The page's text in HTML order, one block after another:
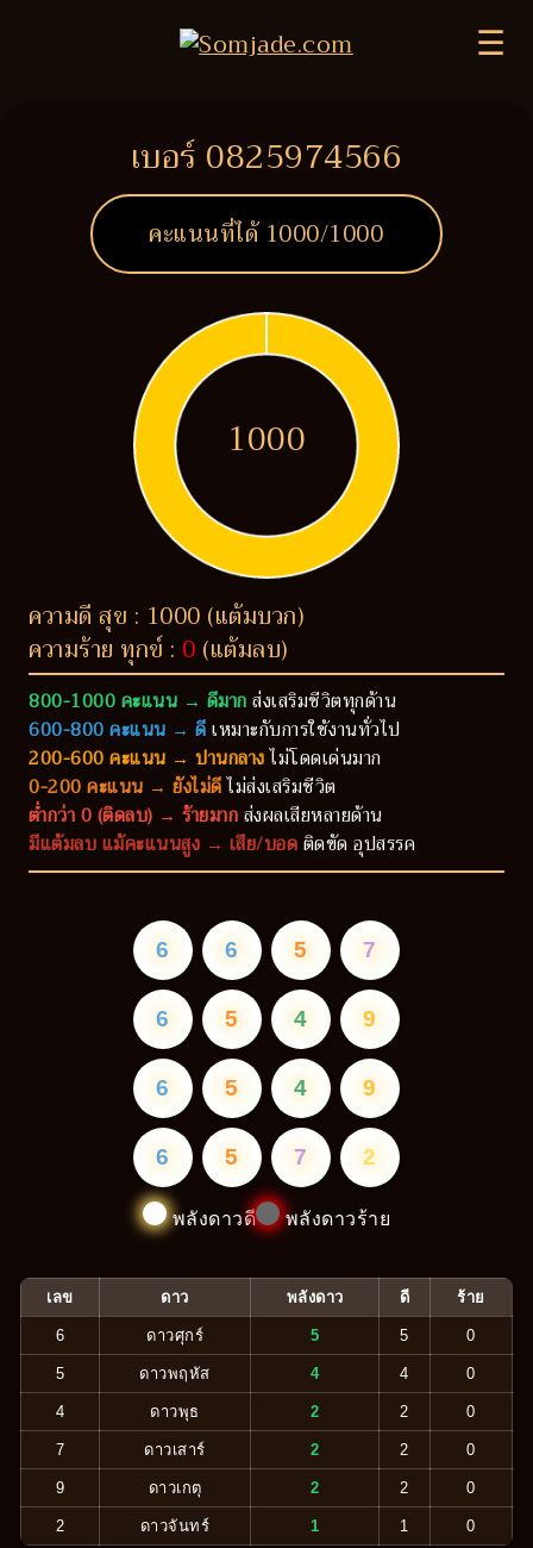
☰
เบอร์ 0825974566
คะแนนที่ได้ 1000/1000
1000
ความดี สุข : 1000 (แต้มบวก)
ความร้าย ทุกข์ : 0 (แต้มลบ)
800-1000 คะแนน → ดีมากส่งเสริมชีวิตทุกด้าน
600-800 คะแนน → ดีเหมาะกับการใช้งานทั่วไป
200-600 คะแนน → ปานกลางไม่โดดเด่นมาก
0-200 คะแนน → ยังไม่ดีไม่ส่งเสริมชีวิต
ต่ำกว่า 0 (ติดลบ) → ร้ายมากส่งผลเสียหลายด้าน
มีแต้มลบ แม้คะแนนสูง → เสีย/บอดติดขัด อุปสรรค
6 6 5 7
6 5 4 9
6 5 4 9
6 5 7 2
พลังดาวดี พลังดาวร้าย
เลข ดาว พลังดาว ดี ร้าย
6 ดาวศุกร์ 5 5 0
5 ดาวพฤหัส 4 4 0
4 ดาวพุธ 2 2 0
7 ดาวเสาร์ 2 2 0
9 ดาวเกตุ 2 2 0
2 ดาวจันทร์ 1 1 0